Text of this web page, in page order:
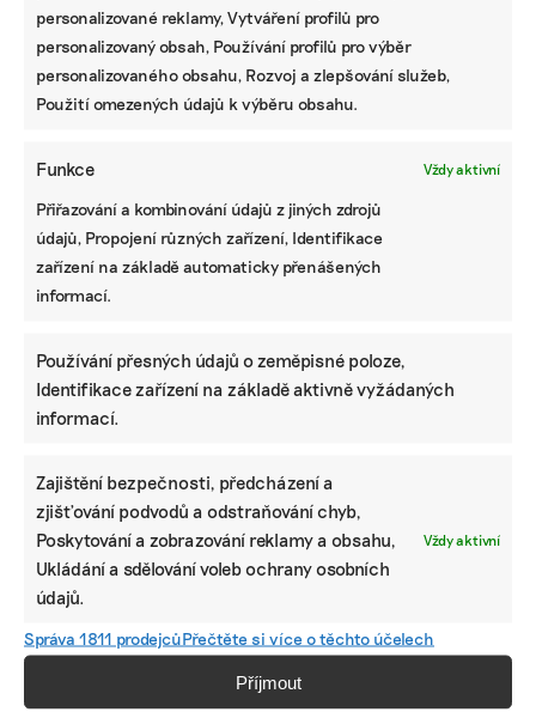
personalizované reklamy, Vytváření profilů pro
personalizovaný obsah, Používání profilů pro výběr
personalizovaného obsahu, Rozvoj a zlepšování služeb,
Použití omezených údajů k výběru obsahu.
Funkce Vždy aktivní
Přiřazování a kombinování údajů z jiných zdrojů
údajů, Propojení různých zařízení, Identifikace
zařízení na základě automaticky přenášených
informací.
Používání přesných údajů o zeměpisné poloze,
Identifikace zařízení na základě aktivně vyžádaných
informací.
Zajištění bezpečnosti, předcházení a
zjišťování podvodů a odstraňování chyb,
Poskytování a zobrazování reklamy a obsahu,
Ukládání a sdělování voleb ochrany osobních
údajů.
Vždy aktivní
Správa 1811 prodejcůPřečtěte si více o těchto účelech
Příjmout
Tadeáš studuje Ekologickou a evoluční biologii na
Přírodovědecké fakultě Univerzity Karlovy a zároveň
Žurnalistiku na FSV UK. V budoucnu by se rád věnoval
popularizaci vědy, a to zejména audiovizuální formou.
Pomozte udržet důležité
informace dostupné všem.